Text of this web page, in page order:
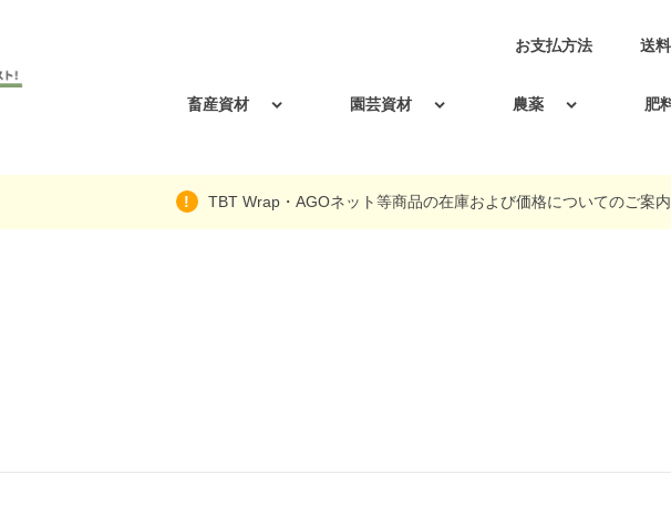
畜産資材 園芸資材 農薬 肥
お支払方法 送料
TBT Wrap・AGOネット等商品の在庫および価格についてのご案内